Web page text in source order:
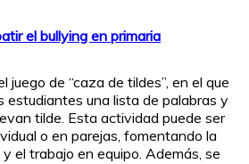
el bullying en primaria
juego de “caza de tildes”, en el que
estudiantes una lista de palabras y
tilde. Esta actividad puede ser
o en parejas, fomentando la
el trabajo en equipo. Además, se